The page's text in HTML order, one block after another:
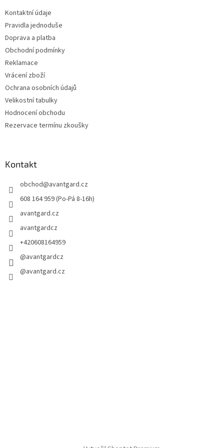
Kontaktní údaje
Pravidla jednoduše
Doprava a platba
Obchodní podmínky
Reklamace
Vrácení zboží
Ochrana osobních údajů
Velikostní tabulky
Hodnocení obchodu
Rezervace termínu zkoušky
Kontakt
obchod@avantgard.cz
608 164 959 (Po-Pá 8-16h)
avantgard.cz
avantgardcz
+420608164959
@avantgardcz
@avantgard.cz